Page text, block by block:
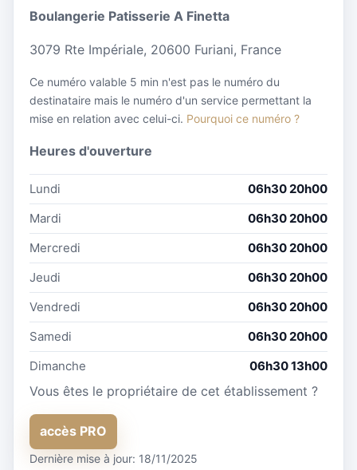
Boulangerie Patisserie A Finetta
3079 Rte Impériale, 20600 Furiani, France
Ce numéro valable 5 min n'est pas le numéro du
destinataire mais le numéro d'un service permettant la
mise en relation avec celui-ci. Pourquoi ce numéro ?
Heures d'ouverture
Lundi
06h30 20h00
Mardi
06h30 20h00
Mercredi
06h30 20h00
Jeudi
06h30 20h00
Vendredi
06h30 20h00
Samedi
06h30 20h00
Dimanche
06h30 13h00
Vous êtes le propriétaire de cet établissement ?
accès PRO
Dernière mise à jour: 18/11/2025